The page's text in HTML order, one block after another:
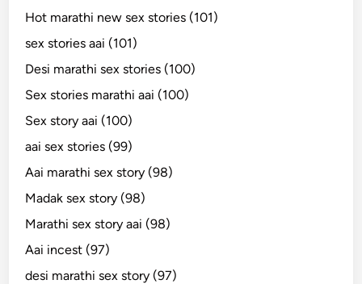
Hot marathi new sex stories (101)
sex stories aai (101)
Desi marathi sex stories (100)
Sex stories marathi aai (100)
Sex story aai (100)
aai sex stories (99)
Aai marathi sex story (98)
Madak sex story (98)
Marathi sex story aai (98)
Aai incest (97)
desi marathi sex story (97)